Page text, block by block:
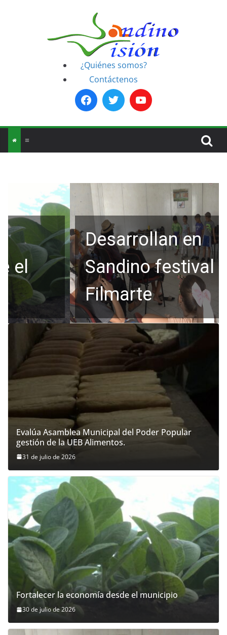
¿Quiénes somos?
Contáctenos
Desarrollan en
Sandino festival
Filmarte
Evalúa Asamblea Municipal del Poder Popular
gestión de la UEB Alimentos.
31 de julio de 2026
Fortalecer la economía desde el municipio
30 de julio de 2026